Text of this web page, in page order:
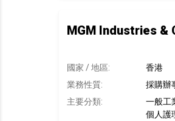
MGM Industries &
國家 / 地區:
香港
業務性質:
採購辦
主要分類:
一般工
個人護